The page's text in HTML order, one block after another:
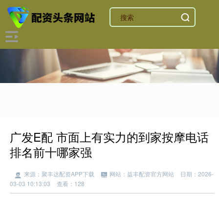
广发E配 市面上有实力的到家按摩电话
排名前十哪家强
来源：聚丰达配资APP下载 网站：益丰配资官方网站
日期：2026-
03-03 10:13:03
查看：128